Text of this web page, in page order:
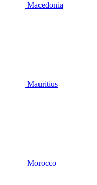
Macedonia
Mauritius
Morocco